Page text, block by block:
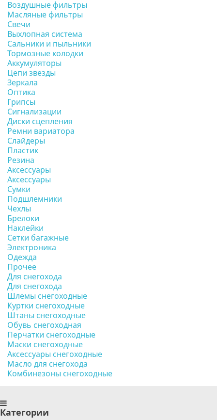
Воздушные фильтры
Масляные фильтры
Свечи
Выхлопная система
Сальники и пыльники
Тормозные колодки
Аккумуляторы
Цепи звезды
Зеркала
Оптика
Грипсы
Сигнализации
Диски сцепления
Ремни вариатора
Слайдеры
Пластик
Резина
Аксессуары
Аксессуары
Сумки
Подшлемники
Чехлы
Брелоки
Наклейки
Сетки багажные
Электроника
Одежда
Прочее
Для снегохода
Для снегохода
Шлемы снегоходные
Куртки снегоходные
Штаны снегоходные
Обувь снегоходная
Перчатки снегоходные
Маски снегоходные
Аксессуары снегоходные
Масло для снегохода
Комбинезоны снегоходные
Категории